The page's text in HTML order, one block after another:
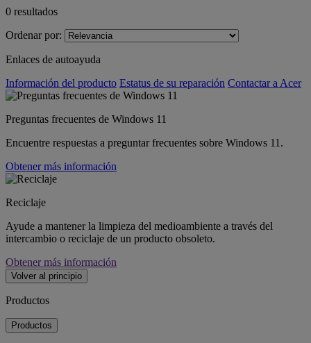
0 resultados
Ordenar por:
Enlaces de autoayuda
Información del producto Estatus de su reparación Contactar a Acer
Preguntas frecuentes de Windows 11
Encuentre respuestas a preguntar frecuentes sobre Windows 11.
Obtener más información
Reciclaje
Ayude a mantener la limpieza del medioambiente a través del
intercambio o reciclaje de un producto obsoleto.
Obtener más información
Volver al principio
Productos
Productos